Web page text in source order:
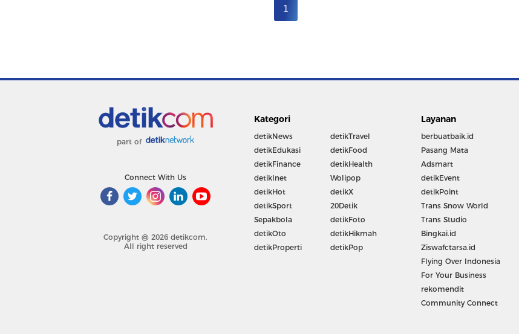
1
part of
Connect With Us
Copyright @ 2026 detikcom.
All right reserved
Kategori
detikNews
detikEdukasi
detikFinance
detikInet
detikHot
detikSport
Sepakbola
detikOto
detikProperti
detikTravel
detikFood
detikHealth
Wolipop
detikX
20Detik
detikFoto
detikHikmah
detikPop
Layanan
berbuatbaik.id
Pasang Mata
Adsmart
detikEvent
detikPoint
Trans Snow World
Trans Studio
Bingkai.id
Ziswafctarsa.id
Flying Over Indonesia
For Your Business
rekomendit
Community Connect